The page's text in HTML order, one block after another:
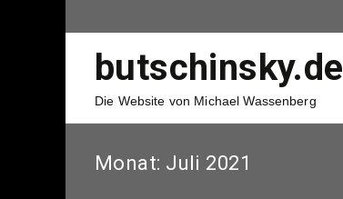
butschinsky.de
Die Website von Michael Wassenberg
Monat: Juli 2021